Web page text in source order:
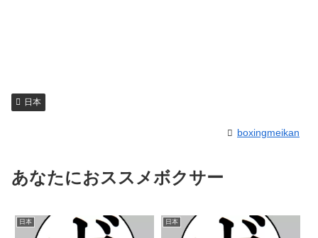
日本
boxingmeikan
あなたにおススメボクサー
日本 日本